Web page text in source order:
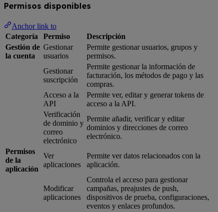
Permisos disponibles
Anchor link to
Categoría
Permiso
Descripción
Gestión de
la cuenta
Gestionar
usuarios
Permite gestionar usuarios, grupos y
permisos.
Gestionar
suscripción
Permite gestionar la información de
facturación, los métodos de pago y las
compras.
Acceso a la
API
Permite ver, editar y generar tokens de
acceso a la API.
Verificación
de dominio y
correo
electrónico
Permite añadir, verificar y editar
dominios y direcciones de correo
electrónico.
Permisos
de la
aplicación
Ver
aplicaciones
Permite ver datos relacionados con la
aplicación.
Modificar
aplicaciones
Controla el acceso para gestionar
campañas, preajustes de push,
dispositivos de prueba, configuraciones,
eventos y enlaces profundos.